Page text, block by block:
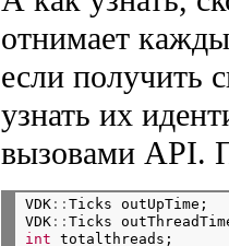
отнимает
если получить
узнать их
вызовами API.
VDK:: Ticks
VDK:: Ticks
int